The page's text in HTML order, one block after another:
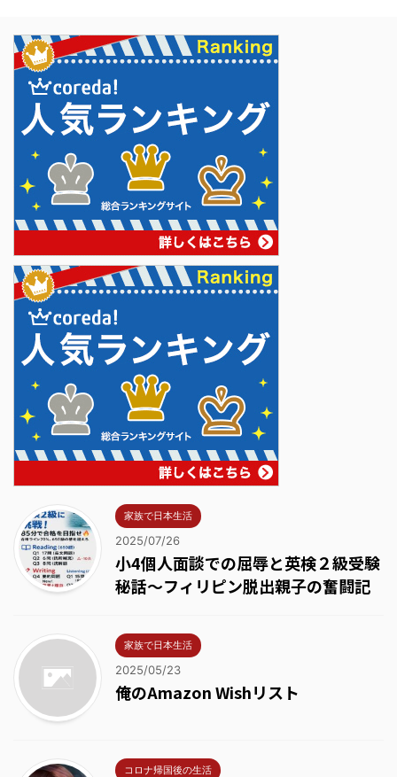
家族で日本生活
2025/07/26
小4個人面談での屈辱と英検２級受験
秘話～フィリピン脱出親子の奮闘記
家族で日本生活
2025/05/23
俺のAmazon Wishリスト
コロナ帰国後の生活